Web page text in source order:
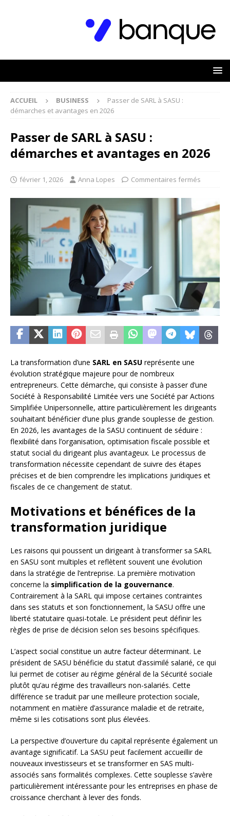
ACCUEIL BUSINESS
Passer de SARL à SASU :
démarches et avantages en 2026
Passer de SARL à SASU :
démarches et avantages en 2026
février 1, 2026 Anna Lopes Commentaires fermés
La transformation d’une SARL en SASU représente une
évolution stratégique majeure pour de nombreux
entrepreneurs. Cette démarche, qui consiste à passer d’une
Société à Responsabilité Limitée vers une Société par Actions
Simplifiée Unipersonnelle, attire particulièrement les dirigeants
souhaitant bénéficier d’une plus grande souplesse de gestion.
En 2026, les avantages de la SASU continuent de séduire :
flexibilité dans l’organisation, optimisation fiscale possible et
statut social du dirigeant plus avantageux. Le processus de
transformation nécessite cependant de suivre des étapes
précises et de bien comprendre les implications juridiques et
fiscales de ce changement de statut.
Motivations et bénéfices de la
transformation juridique
Les raisons qui poussent un dirigeant à transformer sa SARL
en SASU sont multiples et reflètent souvent une évolution
dans la stratégie de l’entreprise. La première motivation
concerne la simplification de la gouvernance.
Contrairement à la SARL qui impose certaines contraintes
dans ses statuts et son fonctionnement, la SASU offre une
liberté statutaire quasi-totale. Le président peut définir les
règles de prise de décision selon ses besoins spécifiques.
L’aspect social constitue un autre facteur déterminant. Le
président de SASU bénéficie du statut d’assimilé salarié, ce qui
lui permet de cotiser au régime général de la Sécurité sociale
plutôt qu’au régime des travailleurs non-salariés. Cette
différence se traduit par une meilleure protection sociale,
notamment en matière d’assurance maladie et de retraite,
même si les cotisations sont plus élevées.
La perspective d’ouverture du capital représente également un
avantage significatif. La SASU peut facilement accueillir de
nouveaux investisseurs et se transformer en SAS multi-
associés sans formalités complexes. Cette souplesse s’avère
particulièrement intéressante pour les entreprises en phase de
croissance cherchant à lever des fonds.